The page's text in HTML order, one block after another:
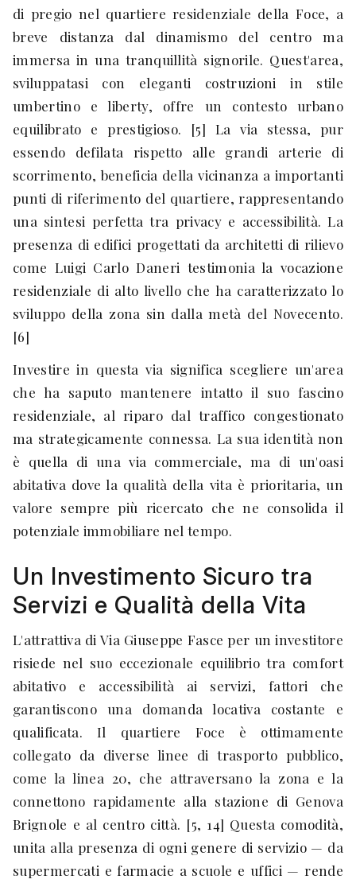
di pregio nel quartiere residenziale della Foce, a
breve distanza dal dinamismo del centro ma
immersa in una tranquillità signorile. Quest'area,
sviluppatasi con eleganti costruzioni in stile
umbertino e liberty, offre un contesto urbano
equilibrato e prestigioso. [5] La via stessa, pur
essendo defilata rispetto alle grandi arterie di
scorrimento, beneficia della vicinanza a importanti
punti di riferimento del quartiere, rappresentando
una sintesi perfetta tra privacy e accessibilità. La
presenza di edifici progettati da architetti di rilievo
come Luigi Carlo Daneri testimonia la vocazione
residenziale di alto livello che ha caratterizzato lo
sviluppo della zona sin dalla metà del Novecento.
[6]
Investire in questa via significa scegliere un'area
che ha saputo mantenere intatto il suo fascino
residenziale, al riparo dal traffico congestionato
ma strategicamente connessa. La sua identità non
è quella di una via commerciale, ma di un'oasi
abitativa dove la qualità della vita è prioritaria, un
valore sempre più ricercato che ne consolida il
potenziale immobiliare nel tempo.
Un Investimento Sicuro tra
Servizi e Qualità della Vita
L'attrattiva di Via Giuseppe Fasce per un investitore
risiede nel suo eccezionale equilibrio tra comfort
abitativo e accessibilità ai servizi, fattori che
garantiscono una domanda locativa costante e
qualificata. Il quartiere Foce è ottimamente
collegato da diverse linee di trasporto pubblico,
come la linea 20, che attraversano la zona e la
connettono rapidamente alla stazione di Genova
Brignole e al centro città. [5, 14] Questa comodità,
unita alla presenza di ogni genere di servizio — da
supermercati e farmacie a scuole e uffici — rende